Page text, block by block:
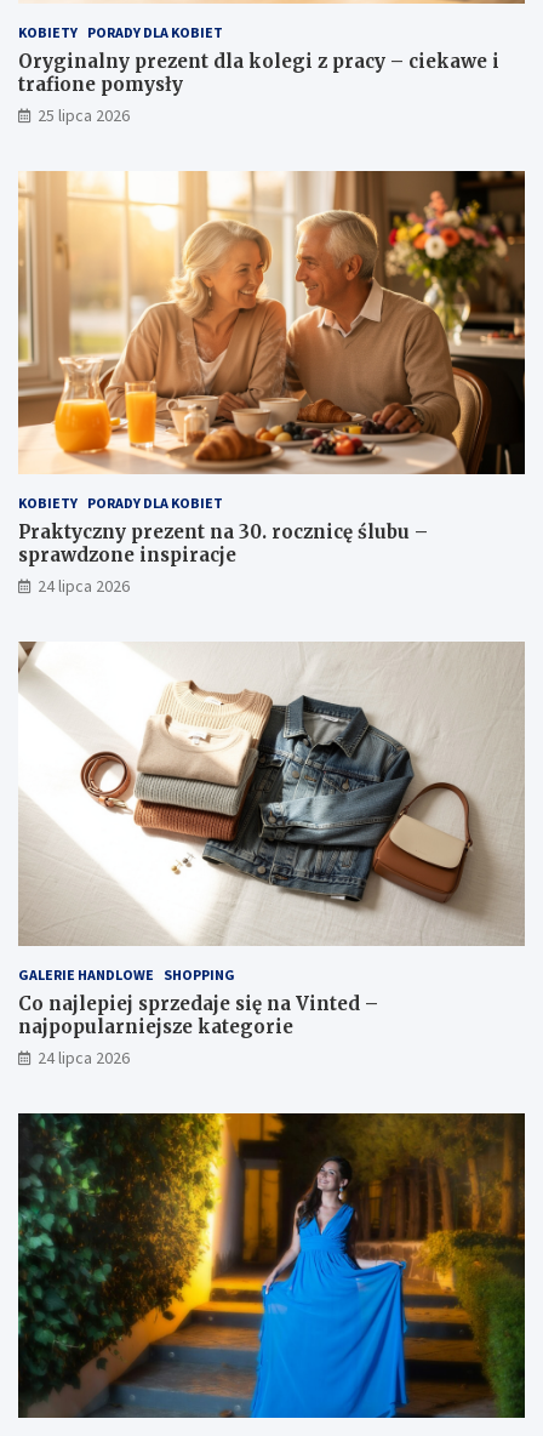
KOBIETY PORADY DLA KOBIET
Oryginalny prezent dla kolegi z pracy – ciekawe i
trafione pomysły
25 lipca 2026
KOBIETY PORADY DLA KOBIET
Praktyczny prezent na 30. rocznicę ślubu –
sprawdzone inspiracje
24 lipca 2026
GALERIE HANDLOWE SHOPPING
Co najlepiej sprzedaje się na Vinted –
najpopularniejsze kategorie
24 lipca 2026